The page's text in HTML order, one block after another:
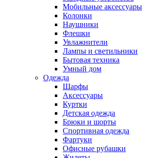
Мобильные аксессуары
Колонки
Наушники
Флешки
Увлажнители
Лампы и светильники
Бытовая техника
Умный дом
Одежда
Шарфы
Аксессуары
Куртки
Детская одежда
Брюки и шорты
Спортивная одежда
Фартуки
Офисные рубашки